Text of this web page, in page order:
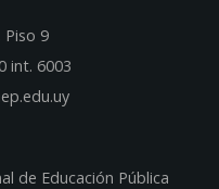
Piso 9
int. 6003
de Educación Pública